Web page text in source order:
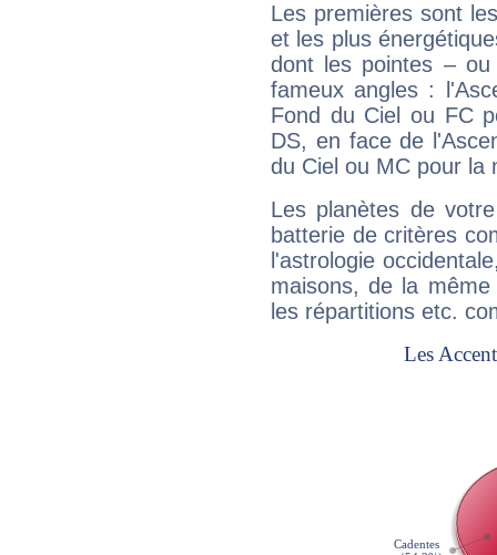
Les premières sont
et les plus
dont les pointes –
fameux angles :
Fond du Ciel ou FC
DS, en face de
du Ciel ou MC pour la
Les planètes de
batterie de critères
l'astrologie
maisons, de la
les répartitions etc.